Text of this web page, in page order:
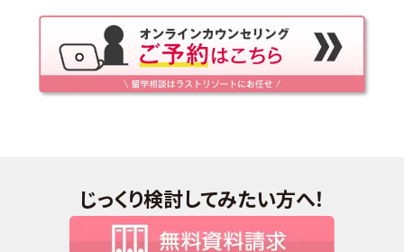
じっくり検討してみたい方へ！